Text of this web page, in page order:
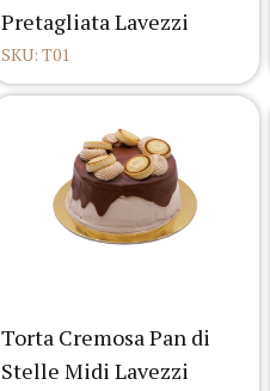
Pretagliata Lavezzi
SKU: T01
Torta Cremosa Pan di
Stelle Midi Lavezzi